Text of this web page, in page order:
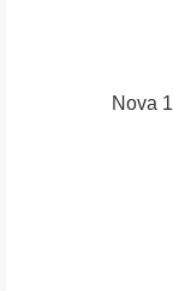
Nova